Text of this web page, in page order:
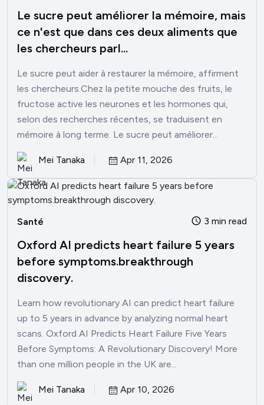
Le sucre peut améliorer la mémoire, mais
ce n'est que dans ces deux aliments que
les chercheurs parl...
Le sucre peut aider à restaurer la mémoire, affirment
les chercheurs.Chez la petite mouche des fruits, le
fructose active les neurones et les hormones qui,
selon des recherches récentes, se traduisent en
mémoire à long terme. Le sucre peut améliorer...
Mei Tanaka Apr 11, 2026
Santé 3 min read
Oxford AI predicts heart failure 5 years
before symptoms.breakthrough
discovery.
Learn how revolutionary AI can predict heart failure
up to 5 years in advance by analyzing normal heart
scans. Oxford AI Predicts Heart Failure Five Years
Before Symptoms: A Revolutionary Discovery! More
than one million people in the UK are...
Mei Tanaka Apr 10, 2026